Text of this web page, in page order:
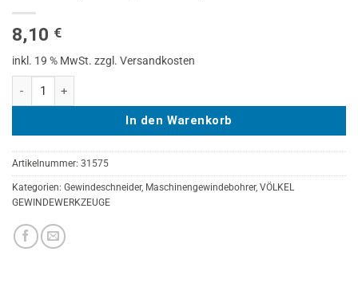
8,10 €
inkl. 19 % MwSt. zzgl. Versandkosten
In den Warenkorb
Artikelnummer: 31575
Kategorien: Gewindeschneider, Maschinengewindebohrer, VÖLKEL
GEWINDEWERKZEUGE